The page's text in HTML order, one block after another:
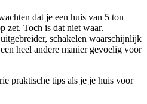
dat je een huis van 5 ton
zet. Toch is dat niet waar.
schakelen waarschijnlijk
heel andere manier gevoelig voor
praktische tips als je je huis voor